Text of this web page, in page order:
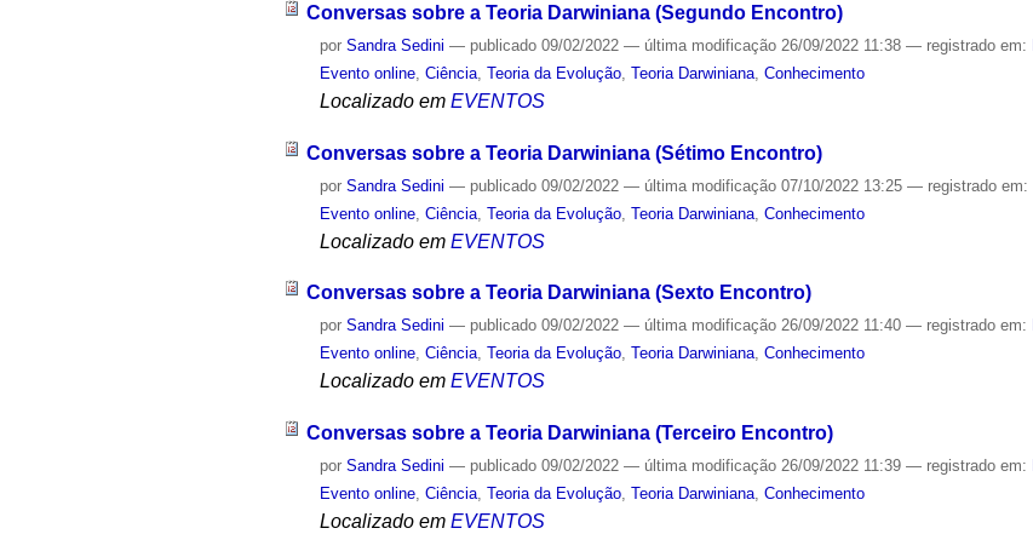
Conversas sobre a Teoria Darwiniana (Segundo Encontro)
porSandra Sedini — publicado 09/02/2022— última modificação 26/09/2022 11:38— registrado em:
Evento online ,Ciência ,Teoria da Evolução ,Teoria Darwiniana ,Conhecimento
Localizado em EVENTOS
Conversas sobre a Teoria Darwiniana (Sétimo Encontro)
porSandra Sedini — publicado 09/02/2022— última modificação 07/10/2022 13:25— registrado em:
Evento online ,Ciência ,Teoria da Evolução ,Teoria Darwiniana ,Conhecimento
Localizado em EVENTOS
Conversas sobre a Teoria Darwiniana (Sexto Encontro)
porSandra Sedini — publicado 09/02/2022— última modificação 26/09/2022 11:40— registrado em:
Evento online,Ciência,Teoria da Evolução,Teoria Darwiniana,Conhecimento
Localizado em EVENTOS
Conversas sobre a Teoria Darwiniana (Terceiro Encontro)
porSandra Sedini — publicado 09/02/2022— última modificação 26/09/2022 11:39— registrado em:
Evento online ,Ciência ,Teoria da Evolução ,Teoria Darwiniana ,Conhecimento
Localizado em EVENTOS